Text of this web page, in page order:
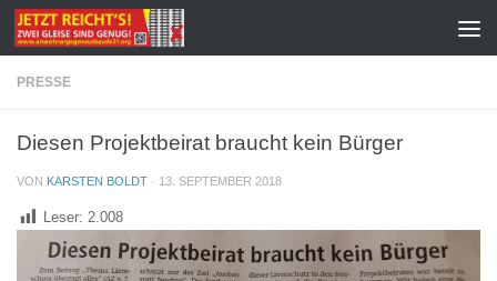
Zum Inhalt springen
PRESSE
Diesen Projektbeirat braucht kein Bürger
VON KARSTEN BOLDT · 13. SEPTEMBER 2018
Leser: 2.008